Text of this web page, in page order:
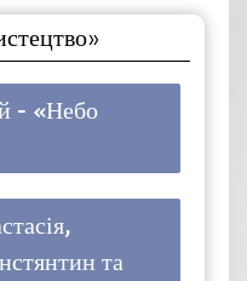
- «Небо
та